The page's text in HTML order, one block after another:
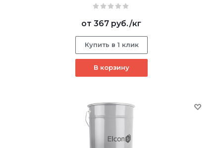
от 367 руб./кг
Купить в 1 клик
В корзину